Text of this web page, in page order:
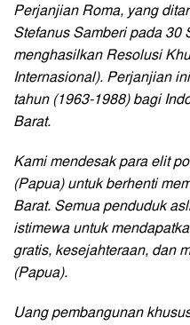
Perjanjian Roma, yang
Stefanus Samberi pada 30
menghasilkan Resolusi
Internasional). Perjanjian
tahun (1963-1988) bagi
Barat.
Kami mendesak para elit
(Papua) untuk berhenti
Barat. Semua penduduk
istimewa untuk
gratis, kesejahteraan, dan
(Papua).
Uang pembangunan